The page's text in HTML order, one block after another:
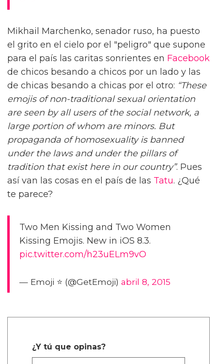
Mikhail Marchenko, senador ruso, ha puesto
el grito en el cielo por el "peligro" que supone
para el país las caritas sonrientes en Facebook
de chicos besando a chicos por un lado y las
de chicas besando a chicas por el otro: “These
emojis of non-traditional sexual orientation
are seen by all users of the social network, a
large portion of whom are minors. But
propaganda of homosexuality is banned
under the laws and under the pillars of
tradition that exist here in our country”. Pues
así van las cosas en el país de las Tatu. ¿Qué
te parece?
Two Men Kissing and Two Women
Kissing Emojis. New in iOS 8.3.
pic.twitter.com/h23uELm9vO
— Emoji ⭐ (@GetEmoji) abril 8, 2015
¿Y tú que opinas?